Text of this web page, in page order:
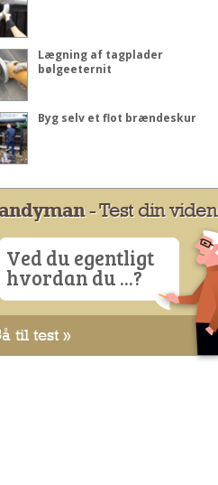
Lægning af tagplader
bølgeeternit
Byg selv et flot brændeskur
- Test din viden
Ved du egentligt
hvordan du ...?
til test »